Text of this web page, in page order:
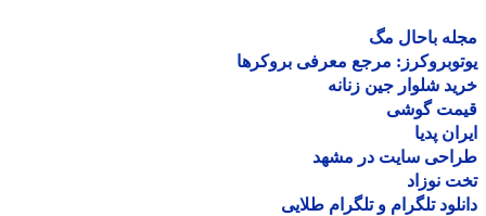
باحال مگ
مرجع معرفی بروکرها
شلوار جین زنانه
گوشی
پدیا
سایت در مشهد
نوزاد
تلگرام و تلگرام طلایی